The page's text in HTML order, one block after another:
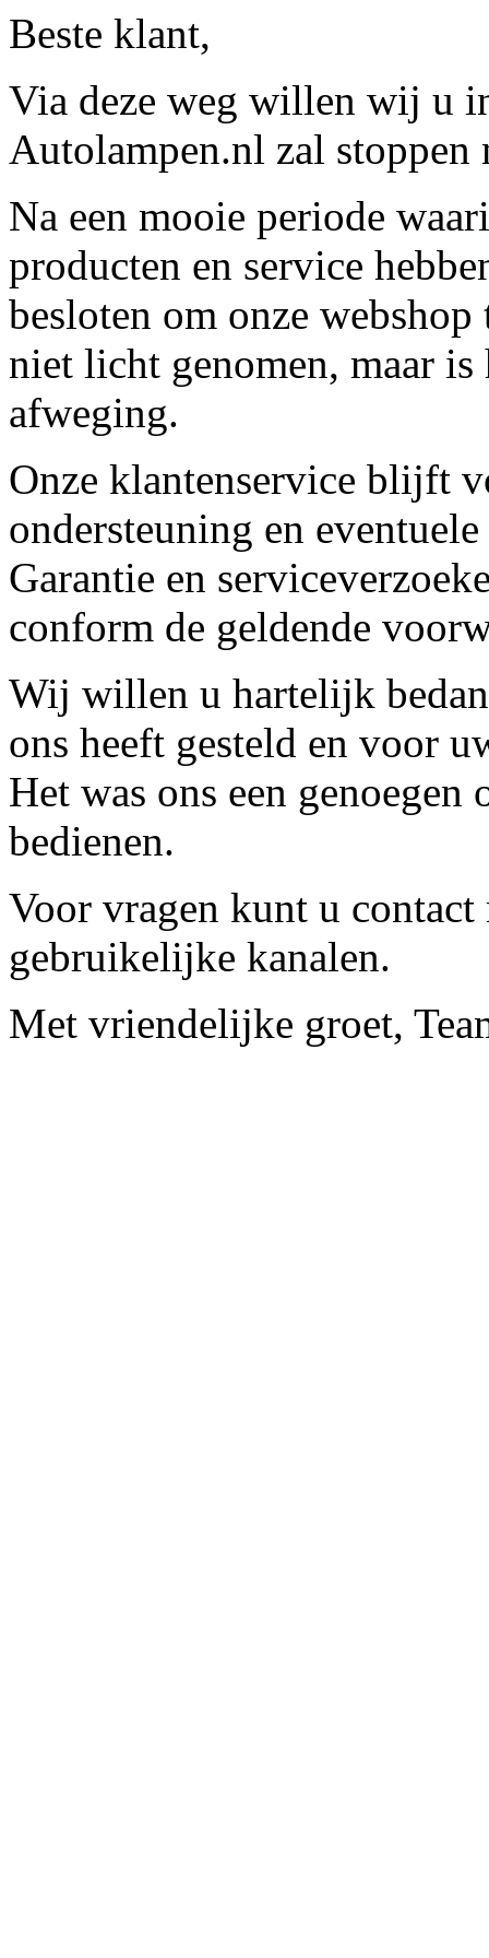
Beste klant,
Via deze weg willen wij u
Autolampen.nl zal stoppen
Na een mooie periode
producten en service
besloten om onze
niet licht genomen, maar
afweging.
Onze klantenservice blijft
ondersteuning en
Garantie en
conform de geldende
Wij willen u hartelijk
ons heeft gesteld en voor
Het was ons een
bedienen.
Voor vragen kunt u contact
gebruikelijke kanalen.
Met vriendelijke groet,